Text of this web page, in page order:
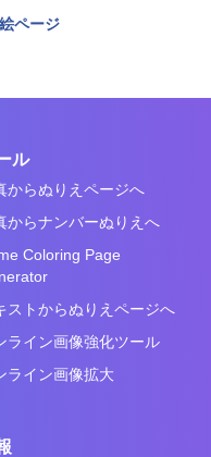
ページ
ル
からぬりえページへ
からナンバーぬりえへ
Coloring Page
ストからぬりえページへ
ライン画像強化ツール
ライン画像拡大